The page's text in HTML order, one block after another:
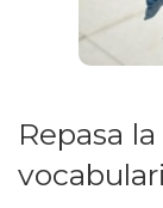
Repasa